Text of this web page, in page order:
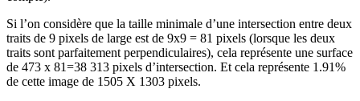
Si l’on considère que la taille minimale d’une intersection entre deux
traits de 9 pixels de large est de 9x9 = 81 pixels (lorsque les deux
traits sont parfaitement perpendiculaires), cela représente une surface
de 473 x 81=38 313 pixels d’intersection. Et cela représente 1.91%
de cette image de 1505 X 1303 pixels.